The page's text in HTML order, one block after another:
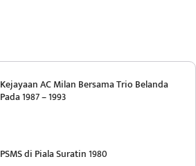
Kejayaan AC Milan Bersama Trio Belanda
Pada 1987 – 1993
PSMS di Piala Suratin 1980